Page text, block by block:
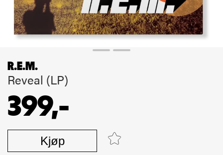
R.E.M.
Reveal (LP)
399,-
Kjøp